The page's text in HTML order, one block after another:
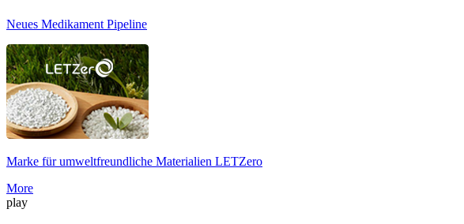
Neues Medikament Pipeline
Marke für umweltfreundliche Materialien LETZero
More
play